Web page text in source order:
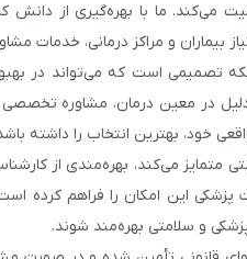
می‌کند. ما با بهره‌گیری از
بیماران و مراکز درمانی، خدمات
تصمیمی است که می‌تواند در
در معین درمان، مشاوره
خود، بهترین انتخاب را داشته
متمایز می‌کند، بهره‌مندی از
پزشکی این امکان را فراهم
و سلامتی بهره‌مند شوند.